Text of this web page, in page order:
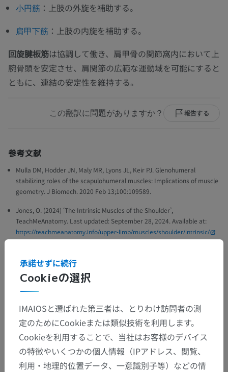
小円筋 ：上肢の外旋を補助する。
肩甲下筋 ：上肢の内旋を補助する。
回旋腱板筋は協調して働き、肩甲骨の関節窩内において上
腕骨頭を安定させ、肩関節の広範な運動域を可能にすると
ともに、連結の安定性を維持する。
この翻訳に問題がありますか？ 報告する
参考文献
Mulla DM, Hodder JN, Maly MR, Lyons JL, Keir PJ. Glenohumeral
stabilizing roles of the scapulohumeral muscles: Implications of muscle
geometry. J Biomech. 2020 Feb 13;100:109589.
Jones, O. (2024) ‘The Intrinsic Muscles of the Shoulder’,
TeachMeAnatomy. Last updated: September 28, 2024. Available at:
https://teachmeanatomy.info/upper-limb/muscles/shoulder/intrinsic/
解剖学的階層
人体解剖学2
人体> 筋骨格系> 筋系> 上肢の筋系 >
上肢の筋 > 肩甲上腕筋 >
Cookieの選択
承諾せずに続行
IMAIOSと選ばれた第三者は、とりわけ訪問者の測
定のためにCookieまたは類似技術を利用します。
Cookieを利用することで、当社はお客様のデバイス
の特徴やいくつかの個人情報（IPアドレス、閲覧、
利用・地理的位置データ、一意識別子等）などの情